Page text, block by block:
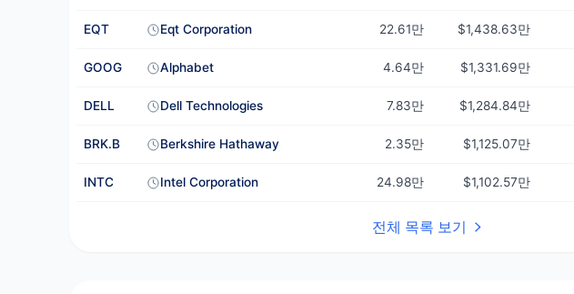
EQT Eqt Corporation 22.61만 $1,438.63만
GOOG Alphabet 4.64만 $1,331.69만
DELL Dell Technologies 7.83만 $1,284.84만
BRK.B Berkshire Hathaway 2.35만 $1,125.07만
INTC Intel Corporation 24.98만 $1,102.57만
전체 목록 보기